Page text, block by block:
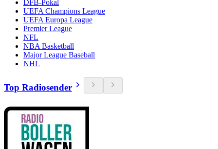
DFB-Pokal
UEFA Champions League
UEFA Europa League
Premier League
NFL
NBA Basketball
Major League Baseball
NHL
Top Radiosender